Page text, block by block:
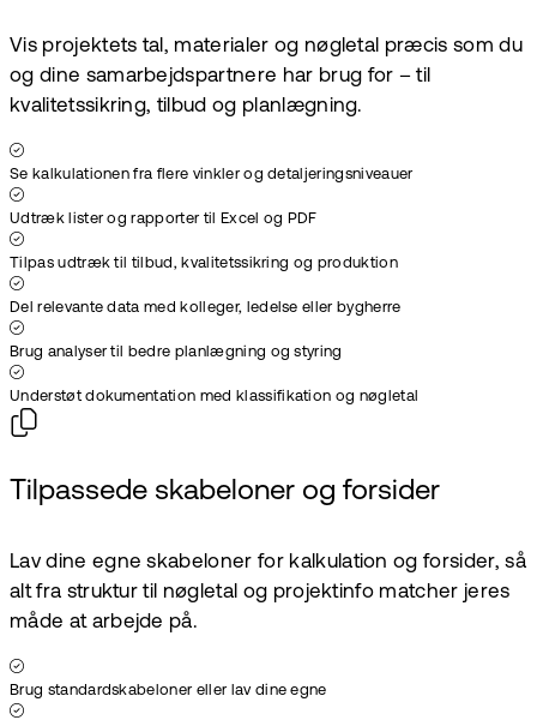
Vis projektets tal, materialer og nøgletal præcis som du
og dine samarbejdspartnere har brug for – til
kvalitetssikring, tilbud og planlægning.
Se kalkulationen fra flere vinkler og detaljeringsniveauer
Udtræk lister og rapporter til Excel og PDF
Tilpas udtræk til tilbud, kvalitetssikring og produktion
Del relevante data med kolleger, ledelse eller bygherre
Brug analyser til bedre planlægning og styring
Understøt dokumentation med klassifikation og nøgletal
Tilpassede skabeloner og forsider
Lav dine egne skabeloner for kalkulation og forsider, så
alt fra struktur til nøgletal og projektinfo matcher jeres
måde at arbejde på.
Brug standardskabeloner eller lav dine egne